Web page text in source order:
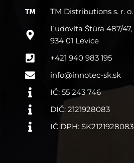
TM Distributions s. r. o.
Ľudovíta Štúra 487/47,
934 01 Levice
+421 940 983 195
info@innotec-sk.sk
IČ: 55 243 746
DIČ: 2121928083
IČ DPH: SK2121928083